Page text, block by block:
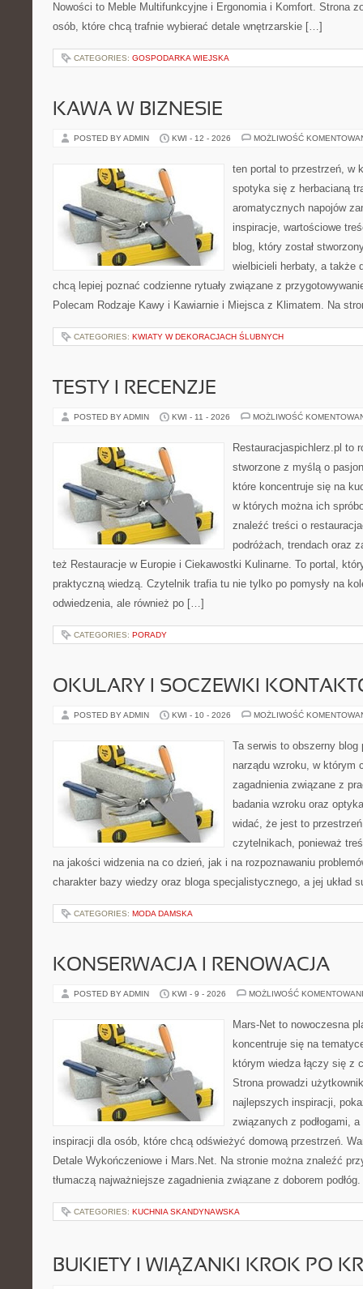
Nowości to Meble Multifunkcyjne i Ergonomia i Komfort. Strona
osób, które chcą trafnie wybierać detale wnętrzarskie […]
CATEGORIES: GOSPODARKA WIEJSKA
KAWA W BIZNESIE
POSTED BY ADMIN KWI - 12 - 2026 MOŻLIWOŚĆ
ten portal to przestrzeń, w
spotyka się z herbacianą
aromatycznych napojów
inspiracje, wartościowe
blog, który został
wielbicieli herbaty, a także
chcą lepiej poznać codzienne rytuały związane z
Polecam Rodzaje Kawy i Kawiarnie i Miejsca z Klimatem. Na
CATEGORIES: KWIATY W DEKORACJACH ŚLUBNYCH
TESTY I RECENZJE
POSTED BY ADMIN KWI - 11 - 2026 MOŻLIWOŚĆ
Restauracjaspichlerz.pl to
stworzone z myślą o
które koncentruje się na
w których można ich
znaleźć treści o
podróżach, trendach oraz
też Restauracje w Europie i Ciekawostki Kulinarne. To portal,
praktyczną wiedzą. Czytelnik trafia tu nie tylko po pomysły na
odwiedzenia, ale również po […]
CATEGORIES: PORADY
OKULARY I SOCZEWKI
POSTED BY ADMIN KWI - 10 - 2026 MOŻLIWOŚĆ
Ta serwis to obszerny
narządu wzroku, w którym
zagadnienia związane z
badania wzroku oraz
widać, że jest to
czytelnikach, ponieważ
na jakości widzenia na co dzień, jak i na rozpoznawaniu
charakter bazy wiedzy oraz bloga specjalistycznego, a jej układ
CATEGORIES: MODA DAMSKA
KONSERWACJA I RENOWACJA
POSTED BY ADMIN KWI - 9 - 2026 MOŻLIWOŚĆ
Mars-Net to nowoczesna
koncentruje się na
którym wiedza łączy się z
Strona prowadzi
najlepszych inspiracji,
związanych z podłogami,
inspiracji dla osób, które chcą odświeżyć domową przestrzeń.
Detale Wykończeniowe i Mars.Net. Na stronie można znaleźć
tłumaczą najważniejsze zagadnienia związane z doborem
CATEGORIES: KUCHNIA SKANDYNAWSKA
BUKIETY I WIĄZANKI KROK PO